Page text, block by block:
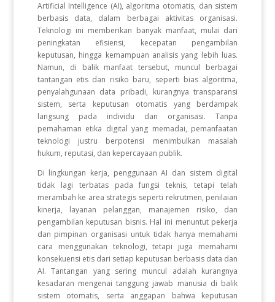
Artificial Intelligence (AI), algoritma otomatis, dan sistem
berbasis data, dalam berbagai aktivitas organisasi.
Teknologi ini memberikan banyak manfaat, mulai dari
peningkatan efisiensi, kecepatan pengambilan
keputusan, hingga kemampuan analisis yang lebih luas.
Namun, di balik manfaat tersebut, muncul berbagai
tantangan etis dan risiko baru, seperti bias algoritma,
penyalahgunaan data pribadi, kurangnya transparansi
sistem, serta keputusan otomatis yang berdampak
langsung pada individu dan organisasi. Tanpa
pemahaman etika digital yang memadai, pemanfaatan
teknologi justru berpotensi menimbulkan masalah
hukum, reputasi, dan kepercayaan publik.
Di lingkungan kerja, penggunaan AI dan sistem digital
tidak lagi terbatas pada fungsi teknis, tetapi telah
merambah ke area strategis seperti rekrutmen, penilaian
kinerja, layanan pelanggan, manajemen risiko, dan
pengambilan keputusan bisnis. Hal ini menuntut pekerja
dan pimpinan organisasi untuk tidak hanya memahami
cara menggunakan teknologi, tetapi juga memahami
konsekuensi etis dari setiap keputusan berbasis data dan
AI. Tantangan yang sering muncul adalah kurangnya
kesadaran mengenai tanggung jawab manusia di balik
sistem otomatis, serta anggapan bahwa keputusan